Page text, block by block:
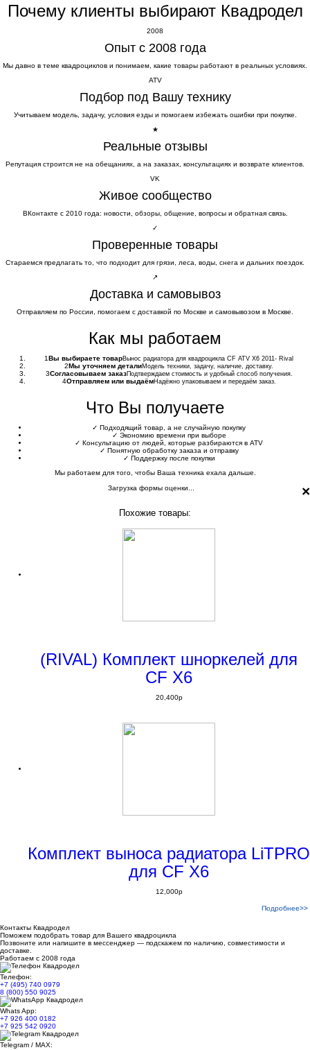
Почему клиенты выбирают Квадродел
2008
Опыт с 2008 года
Мы давно в теме квадроциклов и понимаем, какие товары работают в реальных условиях.
ATV
Подбор под Вашу технику
Учитываем модель, задачу, условия езды и помогаем избежать ошибки при покупке.
★
Реальные отзывы
Репутация строится не на обещаниях, а на заказах, консультациях и возврате клиентов.
VK
Живое сообщество
ВКонтакте с 2010 года: новости, обзоры, общение, вопросы и обратная связь.
✓
Проверенные товары
Стараемся предлагать то, что подходит для грязи, леса, воды, снега и дальних поездок.
↗
Доставка и самовывоз
Отправляем по России, помогаем с доставкой по Москве и самовывозом в Москве.
Как мы работаем
1 Вы выбираете товарВынос радиатора для квадроцикла CF ATV X6 2011- Rival
2 Мы уточняем деталиМодель техники, задачу, наличие, доставку.
3Согласовываем заказПодтверждаем стоимость и удобный способ получения.
4Отправляем или выдаёмНадёжно упаковываем и передаём заказ.
Что Вы получаете
✓ Подходящий товар, а не случайную покупку
✓ Экономию времени при выборе
✓ Консультацию от людей, которые разбираются в ATV
✓ Понятную обработку заказа и отправку
✓ Поддержку после покупки
Мы работаем для того, чтобы Ваша техника ехала дальше.
×
Загрузка формы оценки...
Похожие товары:
(RIVAL) Комплект шноркелей для
CF X6
20,400p
Подробнее>>
Комплект выноса радиатора LiTPRO
для CF X6
12,000p
Подробнее>>
Контакты Квадродел
Поможем подобрать товар для Вашего квадроцикла
Позвоните или напишите в мессенджер — подскажем по наличию, совместимости и
доставке.
Работаем с 2008 года
Телефон:
+7 (495) 740 0979
8 (800) 550 9025
Whats App:
+7 926 400 0182
+7 925 542 0920
Telegram / MAX: